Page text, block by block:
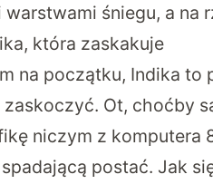
śniegu, a na
która zaskakuje
na początku, Indika
Ot, choćby
niczym z komputera
postać. Jak